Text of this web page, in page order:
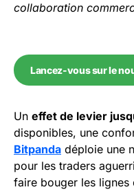
collaboration
Lancez-vous sur le
Un effet de levier
disponibles, une
Bitpanda déploie une
pour les traders
faire bouger les lignes